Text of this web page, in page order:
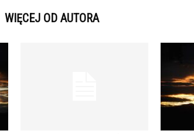
WIĘCEJ OD AUTORA